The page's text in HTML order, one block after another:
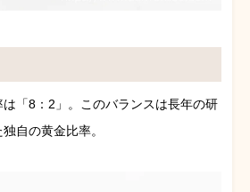
「8：2」。このバランスは長年の研
自の黄金比率。